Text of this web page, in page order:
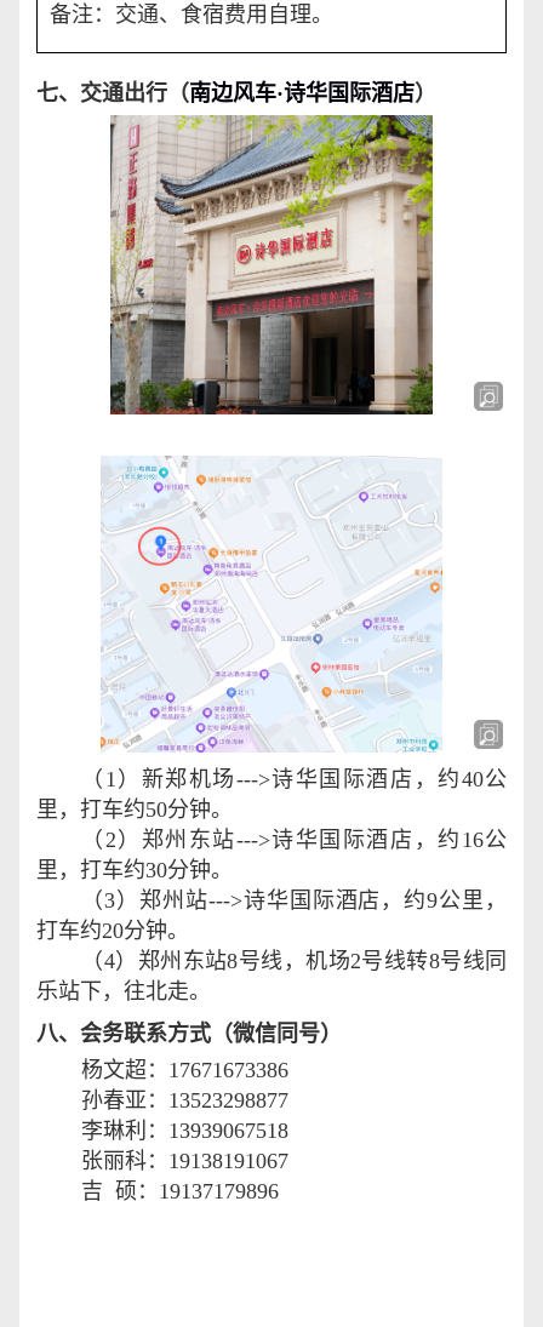
备注：交通、食宿费用自理。
七、交通出行（南边风车·诗华国际酒店）
（ 1 ）新郑机场--->诗华国际酒店，约40公
里，打车约50分钟。
（ 2）郑州东站--->诗华国际酒店，约 16公
里，打车约30分钟。
（3）郑州站--->诗华国际酒店，约9公里，
打车约20分钟。
（4）郑州东站8号线，机场2号线转8号线同
乐站下，往北走。
八、会务联系方式（微信同号）
杨文超： 17671673386
孙春亚： 13523298877
李琳利： 13939067518
张丽科： 19138191067
吉 硕： 19137179896